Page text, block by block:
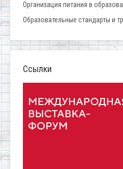
Организация питания в
Образовательные стандарты и
Ссылки